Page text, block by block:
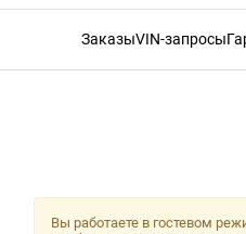
ЗаказыVIN-запросы
Вы работаете в гостевом